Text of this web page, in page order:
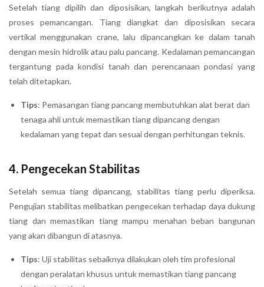
Setelah tiang dipilih dan diposisikan, langkah berikutnya adalah
proses pemancangan. Tiang diangkat dan diposisikan secara
vertikal menggunakan crane, lalu dipancangkan ke dalam tanah
dengan mesin hidrolik atau palu pancang. Kedalaman pemancangan
tergantung pada kondisi tanah dan perencanaan pondasi yang
telah ditetapkan.
Tips: Pemasangan tiang pancang membutuhkan alat berat dan
tenaga ahli untuk memastikan tiang dipancang dengan
kedalaman yang tepat dan sesuai dengan perhitungan teknis.
4. Pengecekan Stabilitas
Setelah semua tiang dipancang, stabilitas tiang perlu diperiksa.
Pengujian stabilitas melibatkan pengecekan terhadap daya dukung
tiang dan memastikan tiang mampu menahan beban bangunan
yang akan dibangun di atasnya.
Tips: Uji stabilitas sebaiknya dilakukan oleh tim profesional
dengan peralatan khusus untuk memastikan tiang pancang